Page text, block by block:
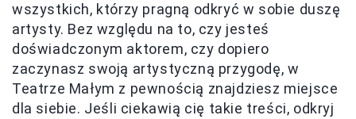
wszystkich, którzy pragną odkryć w sobie duszę
artysty. Bez względu na to, czy jesteś
doświadczonym aktorem, czy dopiero
zaczynasz swoją artystyczną przygodę, w
Teatrze Małym z pewnością znajdziesz miejsce
dla siebie. Jeśli ciekawią cię takie treści, odkryj